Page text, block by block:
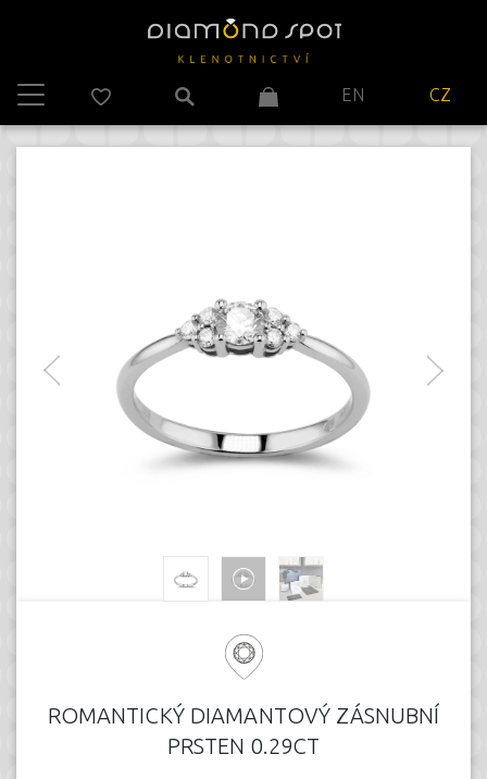
EN CZ
ROMANTICKÝ DIAMANTOVÝ ZÁSNUBNÍ
PRSTEN 0.29CT